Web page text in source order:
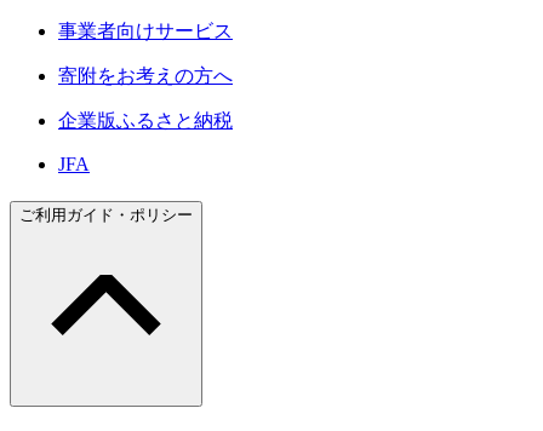
事業者向けサービス
寄附をお考えの方へ
企業版ふるさと納税
JFA
ご利用ガイド・ポリシー